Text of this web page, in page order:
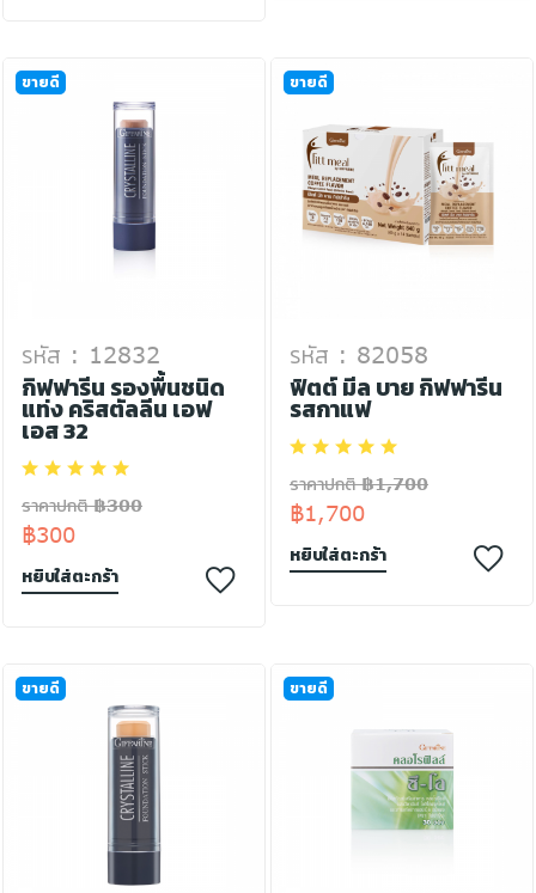
ขายดี
รหัส : 12832
กิฟฟารีน รองพื้นชนิด
แท่ง คริสตัลลีน เอฟ
เอส 32
ราคาปกติ ฿300
฿300
หยิบใส่ตะกร้า
ขายดี
รหัส : 82058
ฟิตต์ มีล บาย กิฟฟารีน
รสกาแฟ
ราคาปกติ ฿1,700
฿1,700
หยิบใส่ตะกร้า
ขายดี ขายดี